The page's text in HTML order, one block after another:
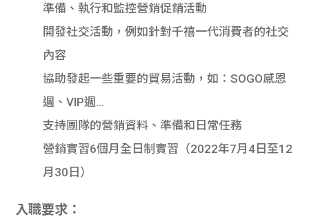
準備、執行和監控營銷促銷活動
開發社交活動，例如針對千禧一代消費者的社交
內容
協助發起一些重要的貿易活動，如：SOGO感恩
週、VIP週…
支持團隊的營銷資料、準備和日常任務
營銷實習6個月全日制實習（2022年7月4日至12
月30日）
入職要求：